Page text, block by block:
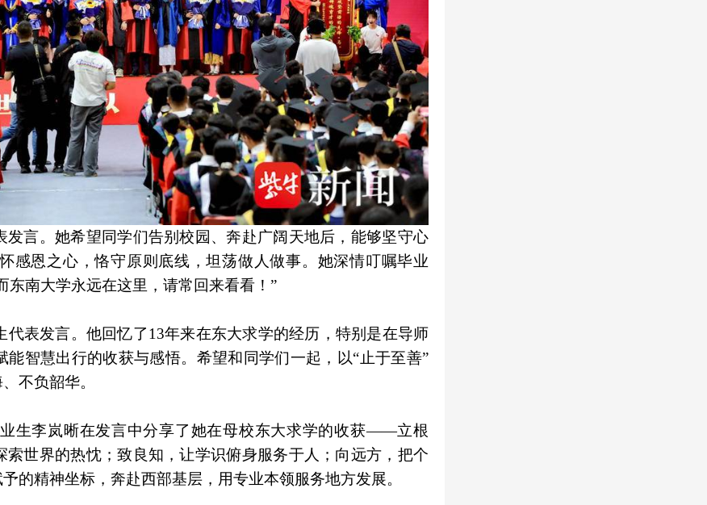
言。她希望同学们告别校园、奔赴广阔天地后，能够坚守心
感恩之心，恪守原则底线，坦荡做人做事。她深情叮嘱毕业
东南大学永远在这里，请常回来看看！”
表发言。他回忆了13年来在东大求学的经历，特别是在导师
智慧出行的收获与感悟。希望和同学们一起，以“止于至善”
不负韶华。
生李岚晰在发言中分享了她在母校东大求学的收获——立根
世界的热忱；致良知，让学识俯身服务于人；向远方，把个
的精神坐标，奔赴西部基层，用专业本领服务地方发展。